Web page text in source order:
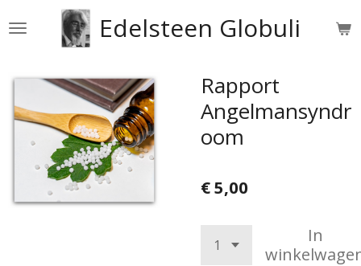
direct
de
hoofdinhoud
Edelsteen Globuli
Rapport
Angelmansyndr
oom
€ 5,00
In